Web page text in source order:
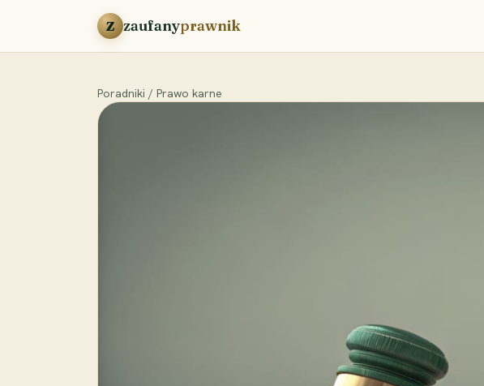
Przejdź do treści
Z zaufanyprawnik
Poradniki / Prawo karne